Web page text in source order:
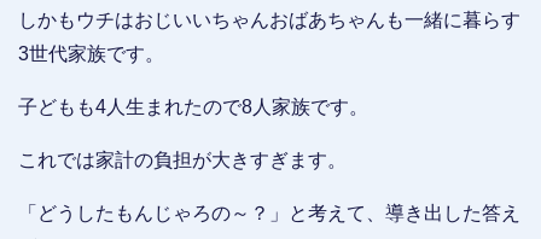
しかもウチはおじいいちゃんおばあちゃんも一緒に暮らす
3世代家族です。
子どもも4人生まれたので8人家族です。
これでは家計の負担が大きすぎます。
「どうしたもんじゃろの～？」と考えて、導き出した答え